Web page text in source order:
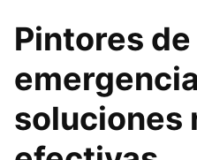
Pintores de
soluciones